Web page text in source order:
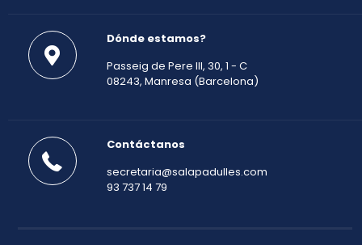
Dónde estamos?
Passeig de Pere III, 30, 1 - C
08243, Manresa (Barcelona)
Contáctanos
secretaria@salapadulles.com
93 737 14 79